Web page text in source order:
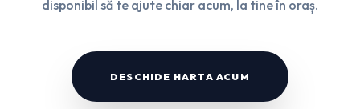
disponibil să te ajute chiar acum, la tine în oraș.
DESCHIDE HARTA ACUM